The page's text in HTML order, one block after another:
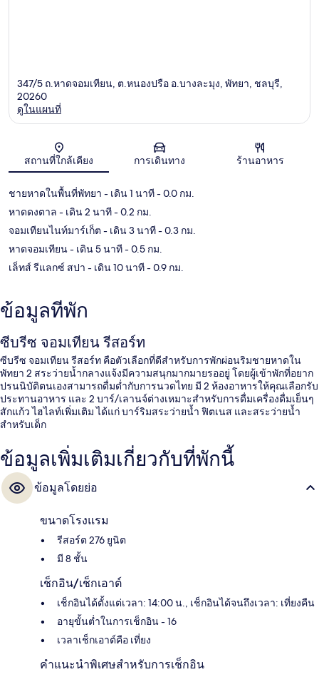
แผนที่
347/5 ถ.หาดจอมเทียน, ต.หนองปรือ อ.บางละมุง, พัทยา, ชลบุรี,
20260
ดูในแผนที่
สถานที่ใกล้เคียง การเดินทาง ร้านอาหาร
ชายหาดในพื้นที่พัทยา - เดิน 1 นาที- 0.0 กม.
หาดดงตาล - เดิน 2 นาที- 0.2 กม.
จอมเทียนไนท์มาร์เก็ต - เดิน 3 นาที- 0.3 กม.
หาดจอมเทียน- เดิน 5 นาที- 0.5 กม.
เล็ทส์ รีแลกซ์ สปา - เดิน 10 นาที- 0.9 กม.
ข้อมูลที่พัก
ซีบรีซ จอมเทียน รีสอร์ท
ซีบรีซ จอมเทียน รีสอร์ท คือตัวเลือกที่ดีสำหรับการพักผ่อนริมชายหาดใน
พัทยา 2 สระว่ายน้ำกลางแจ้งมีความสนุกมากมายรออยู่ โดยผู้เข้าพักที่อยาก
ปรนนิบัติตนเองสามารถดื่มด่ำกับการนวดไทย มี 2 ห้องอาหารให้คุณเลือกรับ
ประทานอาหาร และ 2 บาร์/เลานจ์ต่างเหมาะสำหรับการดื่มเครื่องดื่มเย็นๆ
สักแก้ว ไฮไลท์เพิ่มเติม ได้แก่ บาร์ริมสระว่ายน้ำ ฟิตเนส และสระว่ายน้ำ
สำหรับเด็ก
ข้อมูลเพิ่มเติมเกี่ยวกับที่พักนี้
ข้อมูลโดยย่อ
ขนาดโรงแรม
รีสอร์ต 276 ยูนิต
มี 8 ชั้น
เช็กอิน/เช็กเอาต์
เช็กอินได้ตั้งแต่เวลา: 14:00 น., เช็กอินได้จนถึงเวลา: เที่ยงคืน
อายุขั้นต่ำในการเช็กอิน - 16
เวลาเช็กเอาต์คือ เที่ยง
คำแนะนำพิเศษสำหรับการเช็กอิน